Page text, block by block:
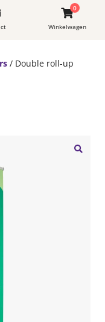
0
Winkelwagen
/ Double roll-up